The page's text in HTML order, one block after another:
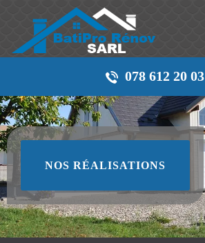
078 612 20 03
NOS RÉALISATIONS